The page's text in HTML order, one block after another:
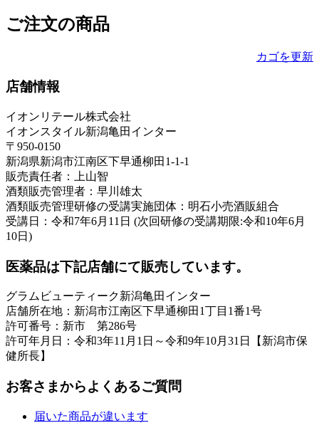
ご注文の商品
カゴを更新
店舗情報
イオンリテール株式会社
イオンスタイル新潟亀田インター
〒950-0150
新潟県新潟市江南区下早通柳田1-1-1
販売責任者：上山智
酒類販売管理者：早川雄太
酒類販売管理研修の受講実施団体：明石小売酒販組合
受講日：令和7年6月11日 (次回研修の受講期限:令和10年6月
10日)
医薬品は下記店舗にて販売しています。
グラムビューティーク新潟亀田インター
店舗所在地：新潟市江南区下早通柳田1丁目1番1号
許可番号：新市 第286号
許可年月日：令和3年11月1日～令和9年10月31日【新潟市保
健所長】
お客さまからよくあるご質問
届いた商品が違います